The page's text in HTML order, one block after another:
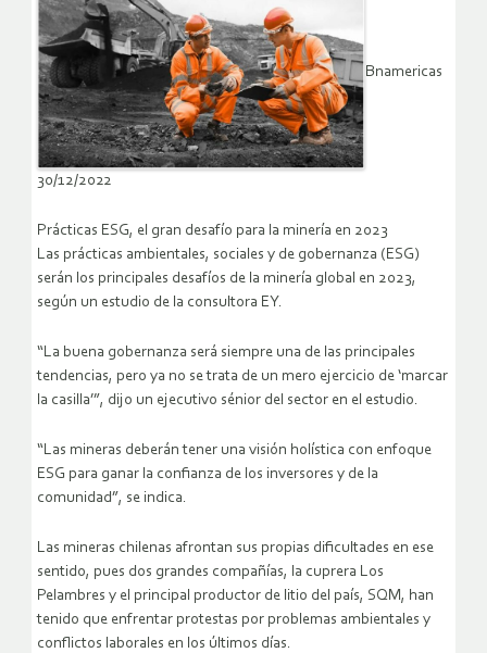
Bnamericas
30/12/2022
Prácticas ESG, el gran desafío para la minería en 2023
Las prácticas ambientales, sociales y de gobernanza (ESG)
serán los principales desafíos de la minería global en 2023,
según un estudio de la consultora EY.
“La buena gobernanza será siempre una de las principales
tendencias, pero ya no se trata de un mero ejercicio de ‘marcar
la casilla’”, dijo un ejecutivo sénior del sector en el estudio.
“Las mineras deberán tener una visión holística con enfoque
ESG para ganar la confianza de los inversores y de la
comunidad”, se indica.
Las mineras chilenas afrontan sus propias dificultades en ese
sentido, pues dos grandes compañías, la cuprera Los
Pelambres y el principal productor de litio del país, SQM, han
tenido que enfrentar protestas por problemas ambientales y
conflictos laborales en los últimos días.